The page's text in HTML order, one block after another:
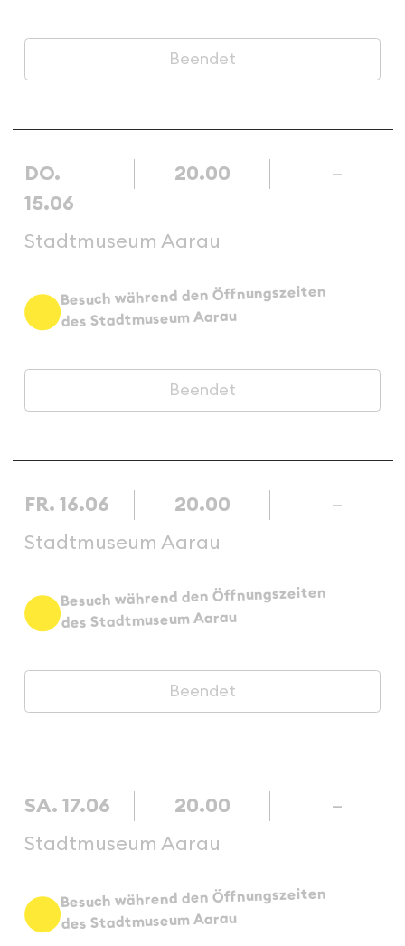
Beendet
DO.
15.06
20.00 –
Stadtmuseum Aarau
Besuch während den Öffnungszeiten
des Stadtmuseum Aarau
Beendet
FR. 16.06 20.00
–
Stadtmuseum Aarau
Besuch während den Öffnungszeiten
des Stadtmuseum Aarau
Beendet
SA. 17.06 20.00
–
Stadtmuseum Aarau
Besuch während den Öffnungszeiten
des Stadtmuseum Aarau